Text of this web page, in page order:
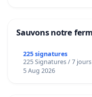
Sauvons notre
225 signatures
225 Signatures / 7 jours
5 Aug 2026